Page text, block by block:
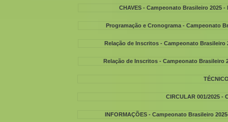
INFORMAÇÕES - Campeonato Brasileiro
CIRCULAR 001/2025 -
Relação de Inscritos - Campeonato Brasileiro
Relação de Inscritos - Campeonato Brasileiro
Programação e Cronograma - Campeonato
CHAVES - Campeonato Brasileiro 2025